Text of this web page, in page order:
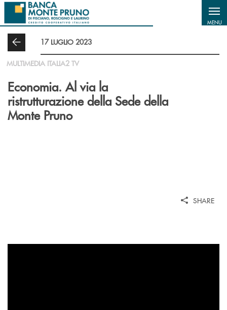
Salta al contenuto principale
MENU
17 LUGLIO 2023
MULTIMEDIA ITALIA2 TV
Economia. Al via la
ristrutturazione della Sede della
Monte Pruno
SHARE